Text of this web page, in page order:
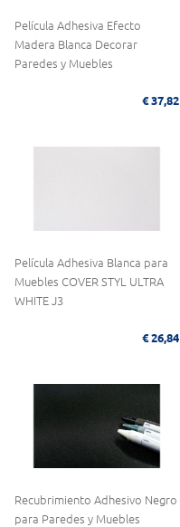
Película Adhesiva Efecto
Madera Blanca Decorar
Paredes y Muebles
€ 37,82
Película Adhesiva Blanca para
Muebles COVER STYL ULTRA
WHITE J3
€ 26,84
Recubrimiento Adhesivo Negro
para Paredes y Muebles